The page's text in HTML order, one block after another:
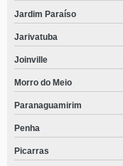
Jardim Paraíso
Jarivatuba
Joinville
Morro do Meio
Paranaguamirim
Penha
Picarras